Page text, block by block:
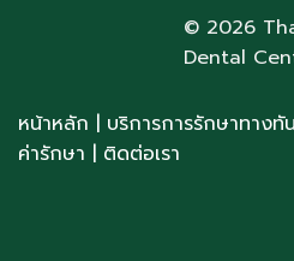
© 2026
Dental
หน้าหลัก | บริการการรักษาทางทั
ค่ารักษา | ติดต่อเรา